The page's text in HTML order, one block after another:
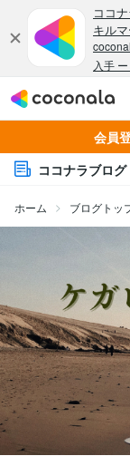
会員
ココナラブログ
ホーム ブログトッ